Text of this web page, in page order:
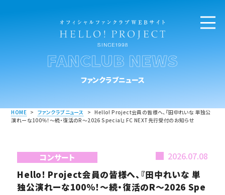
FANCLUB NEWS
ファンクラブニュース
HOME > ファンクラブニュース > Hello! Project会員の皆様へ、『田中れいな 単独公
演れーな100％！～続・復活のR～2026 Special』 FC NEXT先行受付のお知らせ
コンサート 2026.07.08
Hello! Project会員の皆様へ、『田中れいな 単
独公演れーな100％！～続・復活のR～2026 Spe